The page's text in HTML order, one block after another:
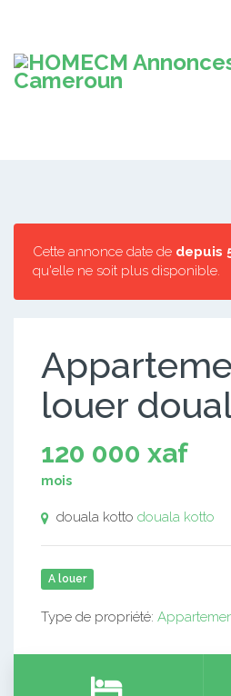
Cette annonce date de depuis
qu'elle ne soit plus disponible.
louer
120 000 xaf
mois
douala kotto douala kotto
A louer
Type de propriété: